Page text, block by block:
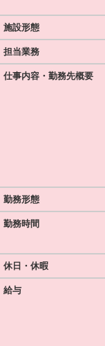
施設形態
担当業務
仕事内容・勤務先概要
勤務形態
勤務時間
休日・休暇
給与